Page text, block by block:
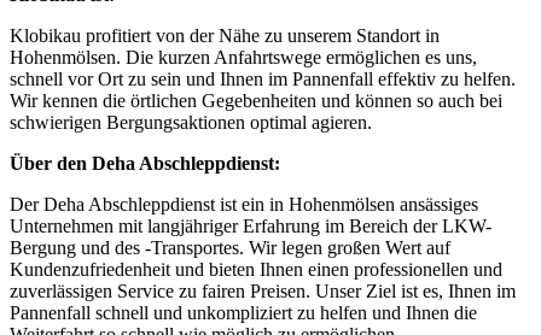
Klobikau profitiert von der Nähe zu unserem Standort in
Hohenmölsen. Die kurzen Anfahrtswege ermöglichen es uns,
schnell vor Ort zu sein und Ihnen im Pannenfall effektiv zu helfen.
Wir kennen die örtlichen Gegebenheiten und können so auch bei
schwierigen Bergungsaktionen optimal agieren.
Über den Deha Abschleppdienst:
Der Deha Abschleppdienst ist ein in Hohenmölsen ansässiges
Unternehmen mit langjähriger Erfahrung im Bereich der LKW-
Bergung und des -Transportes. Wir legen großen Wert auf
Kundenzufriedenheit und bieten Ihnen einen professionellen und
zuverlässigen Service zu fairen Preisen. Unser Ziel ist es, Ihnen im
Pannenfall schnell und unkompliziert zu helfen und Ihnen die